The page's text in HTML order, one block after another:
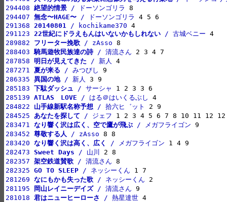
294408 絶望的情景 / ドーソンゴリラ
294407 無念〜HAGE〜 / ドーソンゴリラ
291368 20140801 / kochikame370
291123 22世紀にドラえもんはいないかもしれない / 古城ベニー
289882 フリーター挽歌 / zAsso
288403 騎馬遊牧民族達の詩 / 清流さん
287858 明日が見えてきた / 新人
287271 夏が来る / みつびし
286335 異国の地 / 新人
285183 下駄ダッシュ / サーシャ
285139 ATLAS　LOVE / はる＠はいくるぶし
284822 山手線新駅名称予想 / 拾六ヒ゛ット
284525 あなたを探して / ジェフ
283471 なり響く沢は広く、空で鷹が飛ぶ / メガフライゴン
283452 尊敬する人 / zAsso
283420 なり響く沢は高く、広く / メガフライゴン
282473 Sweet Days / 山川
282357 架空鉄道賛歌 / 清流さん
282325 GO TO SLEEP / ネッシーくん
281269 なにもかも失った歌 / ネッシーくん
281195
岡山レイニーデイズ / 清流さん
281018 君はニューヒーローさ / 熱星達世